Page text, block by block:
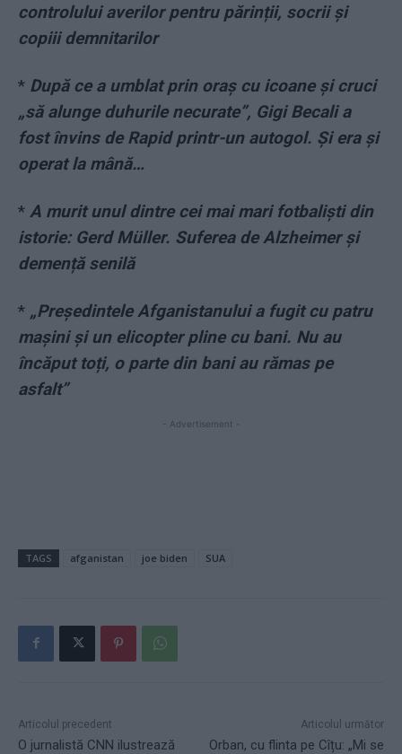
controlului averilor pentru părinții, socrii și
copiii demnitarilor
* După ce a umblat prin oraș cu icoane și cruci
„să alunge duhurile necurate”, Gigi Becali a
fost învins de Rapid printr-un autogol. Și era și
operat la mână…
* A murit unul dintre cei mai mari fotbaliști din
istorie: Gerd Müller. Suferea de Alzheimer și
demență senilă
* „Președintele Afganistanului a fugit cu patru
mașini și un elicopter pline cu bani. Nu au
încăput toți, o parte din bani au rămas pe
asfalt”
- Advertisement -
TAGS afganistan joe biden SUA
Articolul precedent
O jurnalistă CNN ilustrează
Articolul următor
Orban, cu flinta pe Cîțu: „Mi se